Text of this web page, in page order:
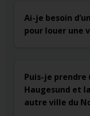
Ai-je besoin
pour louer une
Puis-je
Haugesund et
autre ville du